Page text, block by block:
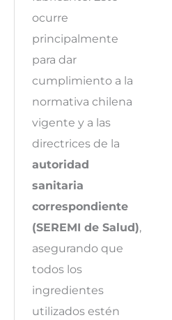
ocurre
principalmente
para dar
cumplimiento a la
normativa chilena
vigente y a las
directrices de la
autoridad
sanitaria
correspondiente
(SEREMI de Salud),
asegurando que
todos los
ingredientes
utilizados estén